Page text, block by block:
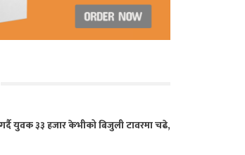
गर्दै युवक ३३ हजार केभीको बिजुली टावरमा चढे,